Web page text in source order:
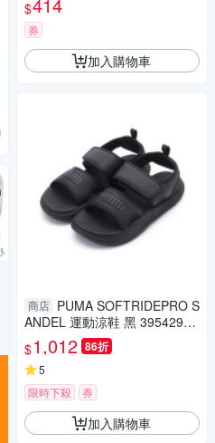
$414
券
加入購物車
商店 PUMA SOFTRIDEPRO S
ANDEL 運動涼鞋 黑 395429-0
1 男鞋
$1,012 86折
5
限時下殺
券
加入購物車